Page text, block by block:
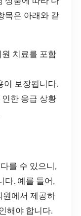
목은 아래와 같
치료를 포함
이 보장됩니다.
한 응급 상황
를 수 있으니,
다. 예를 들어,
원에서 제공하
해야 합니다.